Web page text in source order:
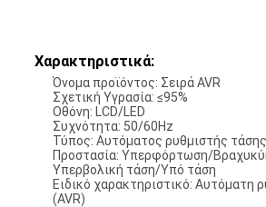
Χαρακτηριστικά:
Όνομα προϊόντος: Σειρά AVR
Σχετική Υγρασία: ≤95%
Οθόνη: LCD/LED
Συχνότητα: 50/60Hz
Τύπος: Αυτόματος ρυθμιστής
Προστασία: Υπερφόρτωση/
Υπερβολική τάση/Υπό τάση
Ειδικό χαρακτηριστικό: Αυτόματη
(AVR)